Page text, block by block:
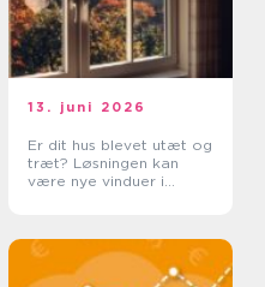
13. juni 2026
Er dit hus blevet utæt og
træt? Løsningen kan
være nye vinduer i